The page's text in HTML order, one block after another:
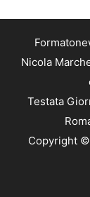
Nicola
Testata
Copyright